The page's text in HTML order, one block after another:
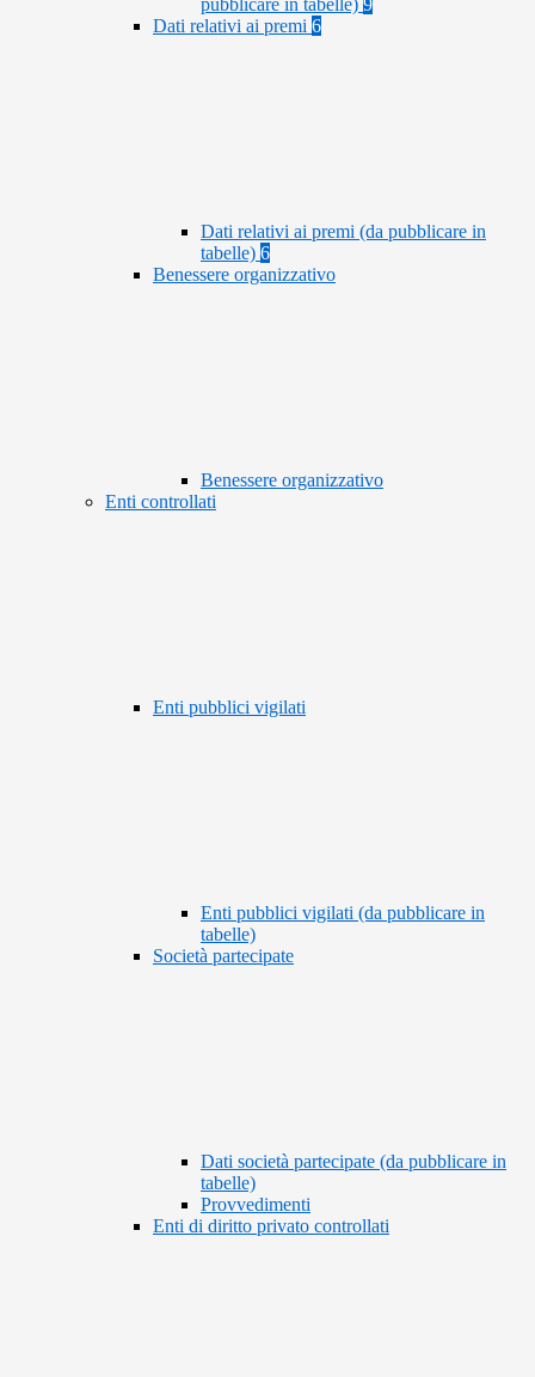
pubblicare in tabelle) 9
Dati relativi ai premi 6
Dati relativi ai premi (da pubblicare in
tabelle) 6
Benessere organizzativo
Benessere organizzativo
Enti controllati
Enti pubblici vigilati
Enti pubblici vigilati (da pubblicare in
tabelle)
Società partecipate
Dati società partecipate (da pubblicare in
tabelle)
Provvedimenti
Enti di diritto privato controllati